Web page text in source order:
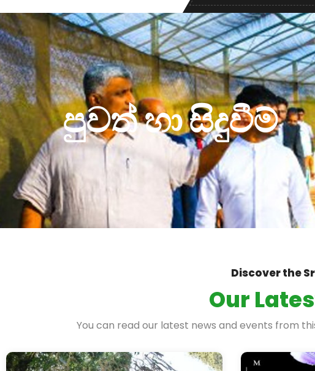
පුවත් හා සිදුවීම්
Discover the
Our
You can read our latest news and events from